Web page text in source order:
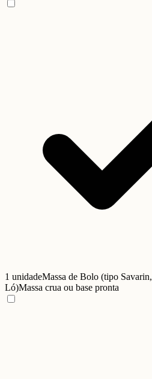
1 unidadeMassa de Bolo (tipo
Ló)Massa crua ou base pronta